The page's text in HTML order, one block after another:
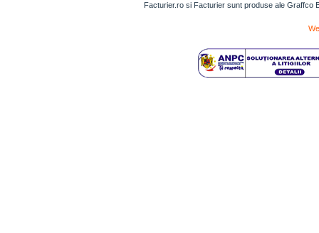
Facturier.ro si Facturier sunt produse ale Graffco